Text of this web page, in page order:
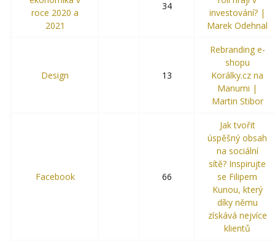
roce 2020 a
2021
34
investování? |
Marek Odehnal
Design 13
Rebranding e-
shopu
Korálky.cz na
Manumi |
Martin Stibor
Facebook 66
Jak tvořit
úspěšný obsah
na sociální
sítě? Inspirujte
se Filipem
Kunou, který
díky němu
získává nejvíce
klientů